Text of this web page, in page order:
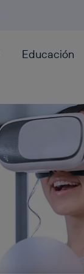
Educación